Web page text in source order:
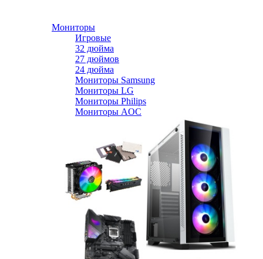
Мониторы
Игровые
32 дюйма
27 дюймов
24 дюйма
Мониторы Samsung
Мониторы LG
Мониторы Philips
Мониторы AOC